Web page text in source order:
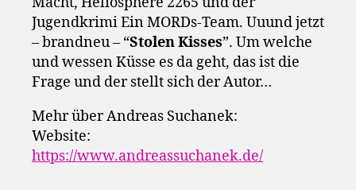
Jugendkrimi Ein MORDs-Team. Uuund jetzt
– brandneu – “Stolen Kisses”. Um welche
und wessen Küsse es da geht, das ist die
Frage und der stellt sich der Autor…
Mehr über Andreas Suchanek:
Website:
https://www.andreassuchanek.de/